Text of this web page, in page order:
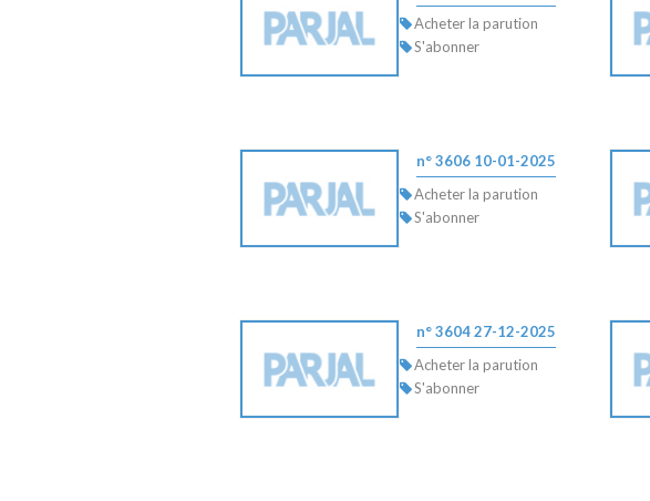
Acheter la parution
S'abonner
n° 3606 10-01-2025
Acheter la parution
S'abonner
n° 3604 27-12-2025
Acheter la parution
S'abonner